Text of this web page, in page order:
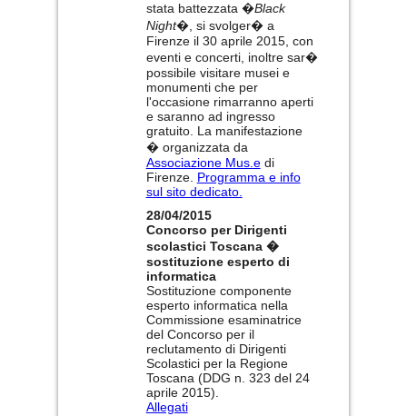
stata battezzata �Black
Night�, si svolger� a
Firenze il 30 aprile 2015, con
eventi e concerti, inoltre sar�
possibile visitare musei e
monumenti che per
l'occasione rimarranno aperti
e saranno ad ingresso
gratuito. La manifestazione
� organizzata da
Associazione Mus.edi
Firenze. Programma e info
sul sito dedicato.
28/04/2015
Concorso per Dirigenti
scolastici Toscana �
sostituzione esperto di
informatica
Sostituzione componente
esperto informatica nella
Commissione esaminatrice
del Concorso per il
reclutamento di Dirigenti
Scolastici per la Regione
Toscana (DDG n. 323 del 24
aprile 2015).
Allegati